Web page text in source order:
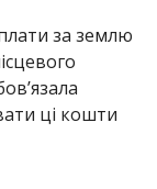
за землю
ці кошти